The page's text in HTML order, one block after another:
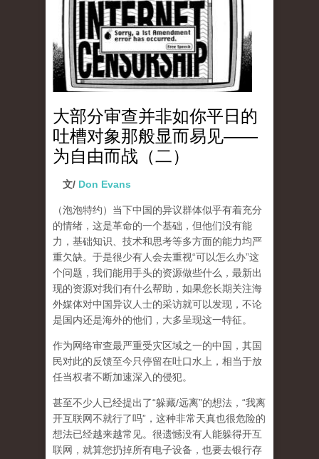
大部分审查并非如你平日的
吐槽对象那般显而易见——
为自由而战（二）
文/ Don Evans
（泡泡特约） 当下中国的异议群体似乎有着充分
的情绪，这是革命的一个基础，但他们没有能
力，基础知识、技术和思考等多方面的能力均严
重欠缺。于是很少有人会去重视“可以怎么办”这
个问题，我们能用手头的资源做些什么，最新出
现的资源对我们有什么帮助，如果您长期关注海
外媒体对中国异议人士的采访就可以发现，不论
是国内还是海外的他们，大多呈现这一特征。
作为网络审查最严重受灾区域之一的中国，其国
民对此的反馈至今只停留在吐口水上，相当于放
任当权者不断加速深入的侵犯。
甚至不少人已经提出了“躲藏/远离”的想法，“我离
开互联网不就行了吗”，这种非常天真也很危险的
想法已经越来越常见。很遗憾没有人能躲得开互
联网，就算您扔掉所有电子设备，也要去银行存